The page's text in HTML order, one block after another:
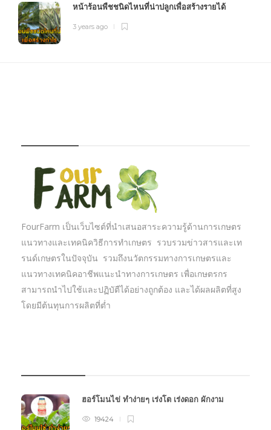
หน้าร้อนพืชชนิดไหนที่น่าปลูกเพื่อสร้างรายได้
3 years ago
FourFarm เป็นเว็บไซต์ที่นำเสนอสาระความรู้ด้านการเกษตร
แนวทางและเทคนิควิธีการทำเกษตร รวบรวมข่าวสารและเท
รนด์เกษตรในปัจจุบัน รวมถึงนวัตกรรมทางการเกษตรและ
แนวทางเทคนิคอาชีพแนะนำทางการเกษตร เพื่อเกษตรกร
สามารถนำไปใช้และปฏิบัตืได้อย่างถูกต้อง และได้ผลผลิตที่สูง
โดยมีต้นทุนการผลิตที่ต่ำ
ฮอร์โมนไข่ ทำง่ายๆ เร่งโต เร่งดอก ผักงาม
19424